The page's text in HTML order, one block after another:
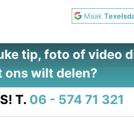
Maak
tip, foto of video
ons wilt delen?
T. 06 - 574 71 321